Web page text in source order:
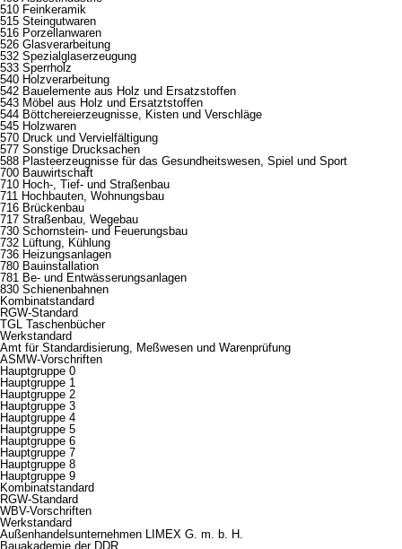
510 Feinkeramik
515 Steingutwaren
516 Porzellanwaren
526 Glasverarbeitung
532 Spezialglaserzeugung
533 Sperrholz
540 Holzverarbeitung
542 Bauelemente aus Holz und Ersatzstoffen
543 Möbel aus Holz und Ersatztstoffen
544 Böttchereierzeugnisse, Kisten und Verschläge
545 Holzwaren
570 Druck und Vervielfältigung
577 Sonstige Drucksachen
588 Plasteerzeugnisse für das Gesundheitswesen, Spiel und Sport
700 Bauwirtschaft
710 Hoch-, Tief- und Straßenbau
711 Hochbauten, Wohnungsbau
716 Brückenbau
717 Straßenbau, Wegebau
730 Schornstein- und Feuerungsbau
732 Lüftung, Kühlung
736 Heizungsanlagen
780 Bauinstallation
781 Be- und Entwässerungsanlagen
830 Schienenbahnen
Kombinatstandard
RGW-Standard
TGL Taschenbücher
Werkstandard
Amt für Standardisierung, Meßwesen und Warenprüfung
ASMW-Vorschriften
Hauptgruppe 0
Hauptgruppe 1
Hauptgruppe 2
Hauptgruppe 3
Hauptgruppe 4
Hauptgruppe 5
Hauptgruppe 6
Hauptgruppe 7
Hauptgruppe 8
Hauptgruppe 9
Kombinatstandard
RGW-Standard
WBV-Vorschriften
Werkstandard
Außenhandelsunternehmen LIMEX G. m. b. H.
Bauakademie der DDR